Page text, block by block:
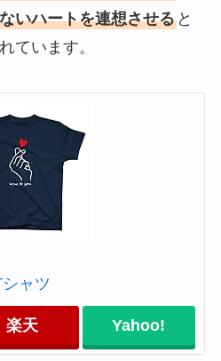
いハートを連想させると
ています。
ャツ
楽天 Yahoo!